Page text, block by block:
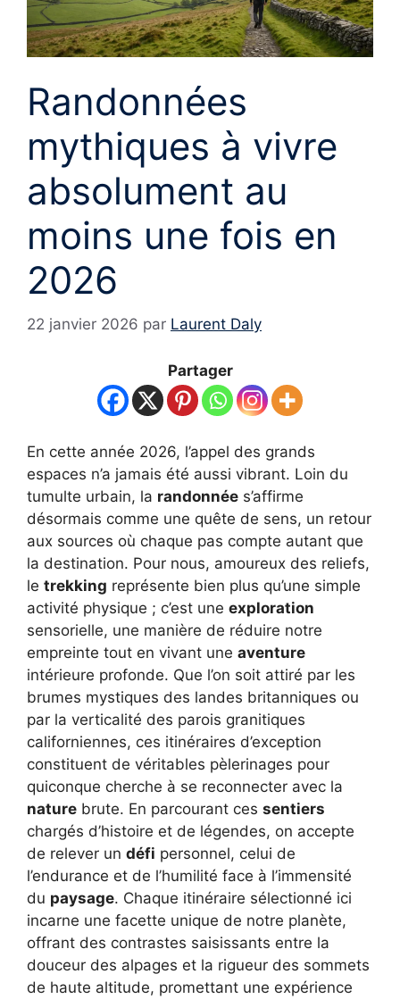
Randonnées
mythiques à vivre
absolument au
moins une fois en
2026
22 janvier 2026 par Laurent Daly
Partager
En cette année 2026, l’appel des grands
espaces n’a jamais été aussi vibrant. Loin du
tumulte urbain, la randonnée s’affirme
désormais comme une quête de sens, un retour
aux sources où chaque pas compte autant que
la destination. Pour nous, amoureux des reliefs,
le trekking représente bien plus qu’une simple
activité physique ; c’est une exploration
sensorielle, une manière de réduire notre
empreinte tout en vivant une aventure
intérieure profonde. Que l’on soit attiré par les
brumes mystiques des landes britanniques ou
par la verticalité des parois granitiques
californiennes, ces itinéraires d’exception
constituent de véritables pèlerinages pour
quiconque cherche à se reconnecter avec la
nature brute. En parcourant ces sentiers
chargés d’histoire et de légendes, on accepte
de relever un défi personnel, celui de
l’endurance et de l’humilité face à l’immensité
du paysage. Chaque itinéraire sélectionné ici
incarne une facette unique de notre planète,
offrant des contrastes saisissants entre la
douceur des alpages et la rigueur des sommets
de haute altitude, promettant une expérience